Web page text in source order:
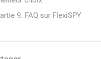
9. FAQ sur FlexiSPY